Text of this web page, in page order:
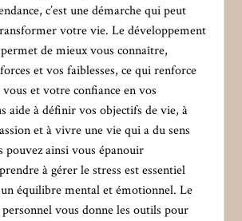
c’est une démarche qui peut
votre vie. Le développement
de mieux vous connaître,
et vos faiblesses, ce qui renforce
et votre confiance en vos
aide à définir vos objectifs de vie, à
et à vivre une vie qui a du sens
pouvez ainsi vous épanouir
à gérer le stress est essentiel
équilibre mental et émotionnel. Le
vous donne les outils pour